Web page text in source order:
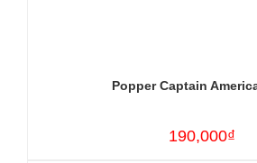
Popper Captain
190,000₫